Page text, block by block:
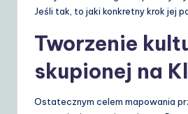
Jeśli tak, to jaki konkretny krok jej
Tworzenie
skupionej na
Ostatecznym celem mapowania